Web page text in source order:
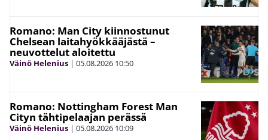
Romano: Man City kiinnostunut
Chelsean laitahyökkääjästä –
neuvottelut aloitettu
Väinö Helenius | 05.08.2026 10:50
Romano: Nottingham Forest Man
Cityn tähtipelaajan perässä
Väinö Helenius | 05.08.2026 10:09